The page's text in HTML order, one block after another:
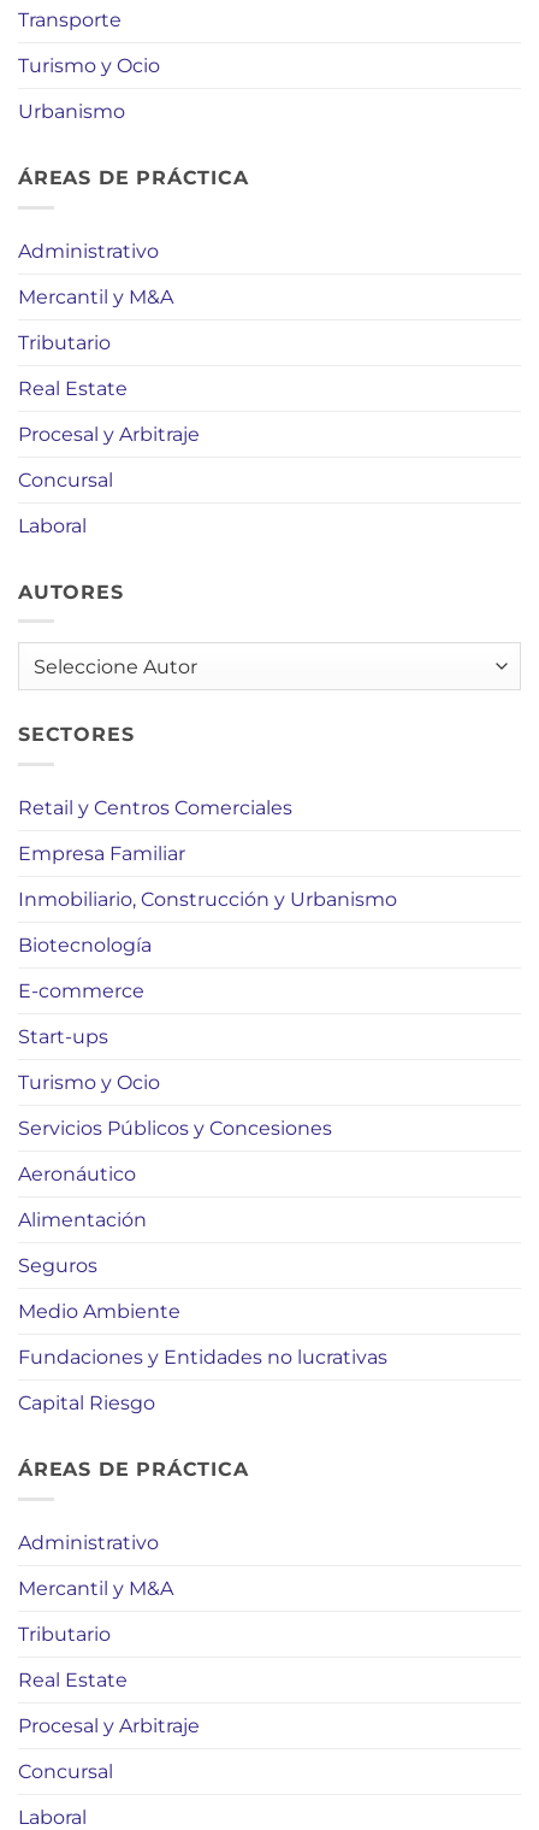
Transporte
Turismo y Ocio
Urbanismo
ÁREAS DE PRÁCTICA
Administrativo
Mercantil y M&A
Tributario
Real Estate
Procesal y Arbitraje
Concursal
Laboral
AUTORES
AUTORES
SECTORES
Retail y Centros Comerciales
Empresa Familiar
Inmobiliario, Construcción y Urbanismo
Biotecnología
E-commerce
Start-ups
Turismo y Ocio
Servicios Públicos y Concesiones
Aeronáutico
Alimentación
Seguros
Medio Ambiente
Fundaciones y Entidades no lucrativas
Capital Riesgo
ÁREAS DE PRÁCTICA
Administrativo
Mercantil y M&A
Tributario
Real Estate
Procesal y Arbitraje
Concursal
Laboral